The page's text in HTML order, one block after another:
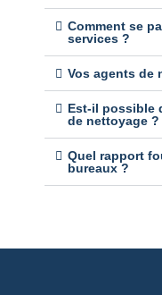
Comment se
services ?
Vos agents de
Est-il possible
de nettoyage ?
Quel rapport
bureaux ?